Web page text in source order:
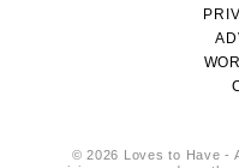
© 2026 Loves to Have -